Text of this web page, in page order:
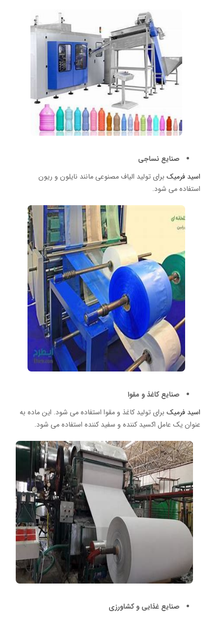
صنایع نساجی
اسید فرمیک برای تولید الیاف مصنوعی مانند نایلون و ریون
استفاده می شود.
صنایع کاغذ و مقوا
اسید فرمیک برای تولید کاغذ و مقوا استفاده می شود. این ماده به
عنوان یک عامل اکسید کننده و سفید کننده استفاده می شود.
صنایع غذایی و کشاورزی